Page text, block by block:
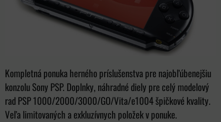
Kompletná ponuka herného príslušenstva pre najobľúbenejšiu
konzolu Sony PSP. Doplnky, náhradné diely pre celý modelový
rad PSP 1000/2000/3000/GO/Vita/e1004 špičkové kvality.
Veľa limitovaných a exkluzívnych položek v ponuke.